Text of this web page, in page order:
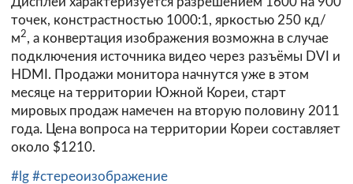
точек, констрастностью 1000:1, яркостью 250 кд/
м2, а конвертация изображения возможна в случае
подключения источника видео через разъёмы DVI и
HDMI. Продажи монитора начнутся уже в этом
месяце на территории Южной Кореи, старт
мировых продаж намечен на вторую половину 2011
года. Цена вопроса на территории Кореи составляет
около $1210.
#lg #стереоизображение